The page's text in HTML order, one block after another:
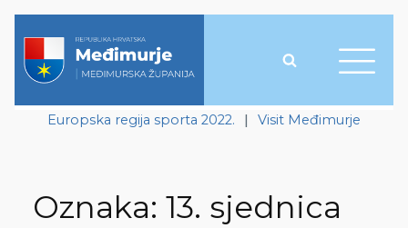
Europska regija sporta 2022. | Visit Međimurje
Oznaka: 13. sjednica